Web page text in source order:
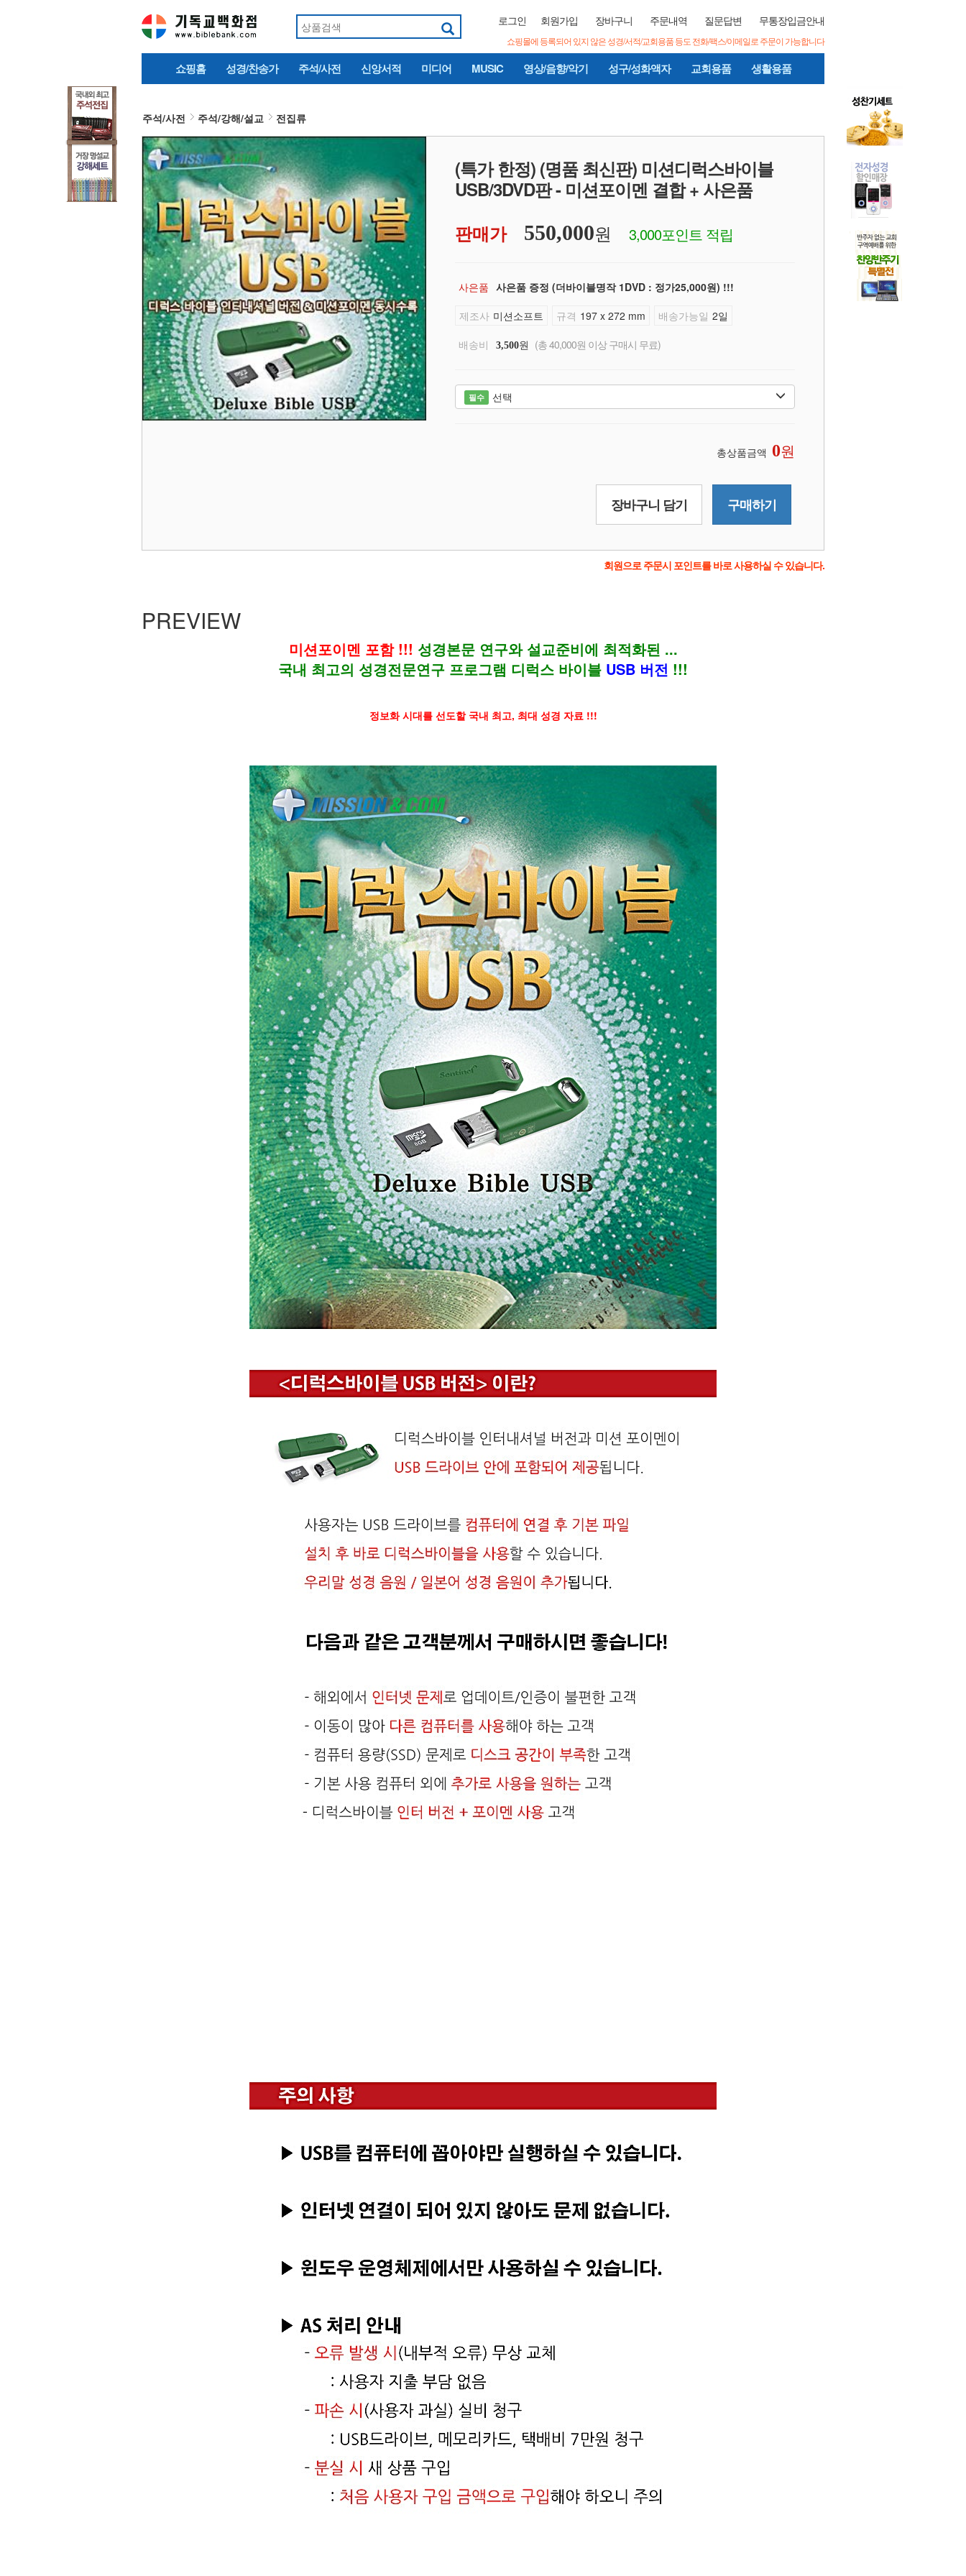
로그인 회원가입 장바구니 주문내역 질문답변 무통장입금안내
쇼핑몰에 등록되어 있지 않은 성경/서적/교회용품 등도 전화/팩스/이메일로 주문이 가능합니다
쇼핑홈 성경/찬송가 주석/사전 신앙서적 미디어 MUSIC 영상/음향/악기 성구/성화액자 교회용품 생활용품
주석/사전 주석/강해/설교 전집류
(특가 한정) (명품 최신판) 미션디럭스바이블
USB/3DVD판 - 미션포이멘 결합 + 사은품
판매가
550,000원 3,000포인트 적립
사은품 증정 (더바이블명작 1DVD : 정가25,000원) !!!
제조사 미션소프트 규격 197 x 272 mm 배송가능일 2일
배송비
3,500원 (총 40,000원 이상 구매시 무료)
필수 선택
총상품금액 0원
장바구니 담기 구매하기
회원으로 주문시 포인트를 바로 사용하실 수 있습니다.
PREVIEW
미션포이멘 포함 !!! 성경본문 연구와 설교준비에 최적화된 ...
국내 최고의 성경전문연구 프로그램 디럭스 바이블 USB 버전 !!!
정보화 시대를 선도할 국내 최고, 최대 성경 자료 !!!